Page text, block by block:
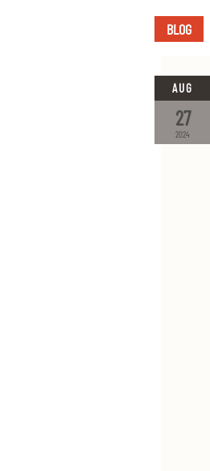
BLOG
2024
27
AUG